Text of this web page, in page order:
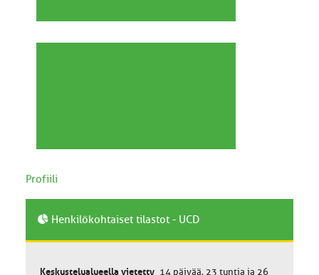
Profiili
Henkilökohtaiset tilastot - UCD
Keskustelualueella vietetty 14 päivää, 23 tuntia ja 26